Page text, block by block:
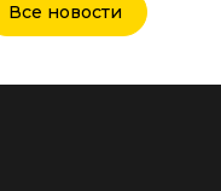
Все новости